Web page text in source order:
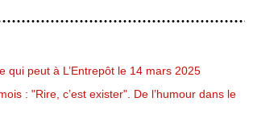
qui peut à L’Entrepôt le 14 mars 2025
: "Rire, c’est exister". De l’humour dans le